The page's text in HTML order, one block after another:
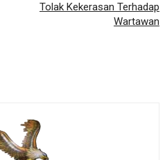
Tolak Kekerasan Terhadap
Wartawan